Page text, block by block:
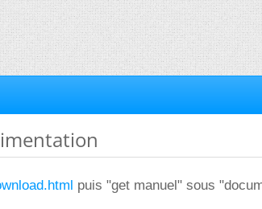
puis "get manuel" sous